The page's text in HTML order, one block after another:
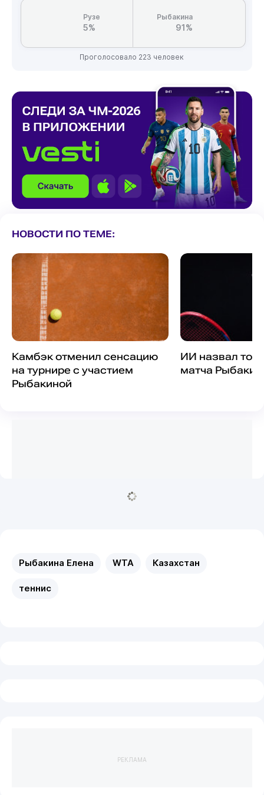
Рузе
5%
Рыбакина
91%
Проголосовало 223 человек
НОВОСТИ ПО ТЕМЕ:
Камбэк отменил сенсацию
на турнире с участием
Рыбакиной
ИИ назвал
матча
Рыбакина Елена WTA Казахстан
теннис
РЕКЛАМА